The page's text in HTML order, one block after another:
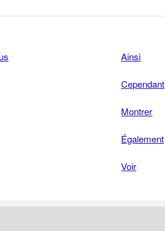
Ainsi
Cependant
Montrer
Également
Voir